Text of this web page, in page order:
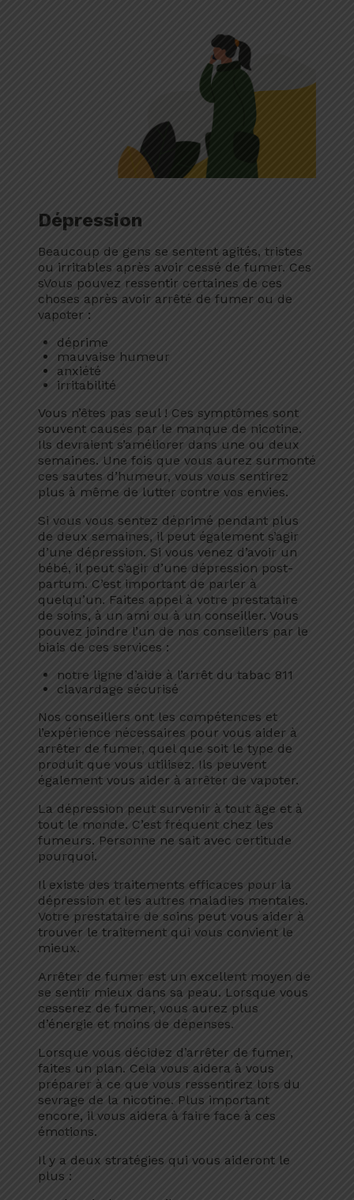
Dépression
Beaucoup de gens se sentent agités, tristes
ou irritables après avoir cessé de fumer. Ces
sVous pouvez ressentir certaines de ces
choses après avoir arrêté de fumer ou de
vapoter :
déprime
mauvaise humeur
anxiété
irritabilité
Vous n’êtes pas seul ! Ces symptômes sont
souvent causés par le manque de nicotine.
Ils devraient s’améliorer dans une ou deux
semaines. Une fois que vous aurez surmonté
ces sautes d’humeur, vous vous sentirez
plus à même de lutter contre vos envies.
Si vous vous sentez déprimé pendant plus
de deux semaines, il peut également s’agir
d’une dépression. Si vous venez d’avoir un
bébé, il peut s’agir d’une dépression post-
partum. C’est important de parler à
quelqu’un. Faites appel à votre prestataire
de soins, à un ami ou à un conseiller. Vous
pouvez joindre l’un de nos conseillers par le
biais de ces services :
notre ligne d’aide à l’arrêt du tabac 811
clavardage sécurisé
Nos conseillers ont les compétences et
l’expérience nécessaires pour vous aider à
arrêter de fumer, quel que soit le type de
produit que vous utilisez. Ils peuvent
également vous aider à arrêter de vapoter.
La dépression peut survenir à tout âge et à
tout le monde. C’est fréquent chez les
fumeurs. Personne ne sait avec certitude
pourquoi.
Il existe des traitements efficaces pour la
dépression et les autres maladies mentales.
Votre prestataire de soins peut vous aider à
trouver le traitement qui vous convient le
mieux.
Arrêter de fumer est un excellent moyen de
se sentir mieux dans sa peau. Lorsque vous
cesserez de fumer, vous aurez plus
d’énergie et moins de dépenses.
Lorsque vous décidez d’arrêter de fumer,
faites un plan. Cela vous aidera à vous
préparer à ce que vous ressentirez lors du
sevrage de la nicotine. Plus important
encore, il vous aidera à faire face à ces
émotions.
Il y a deux stratégies qui vous aideront le
plus :